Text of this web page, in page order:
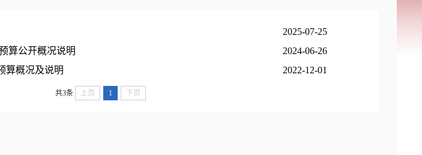
2025-07-25
算公开概况说明
2024-06-26
算概况及说明
2022-12-01
共3条 上页 1 下页